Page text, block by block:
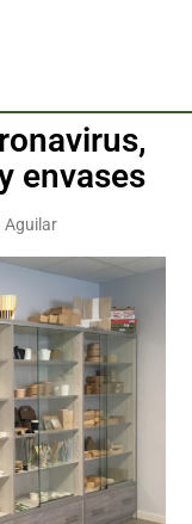
envases
Aguilar